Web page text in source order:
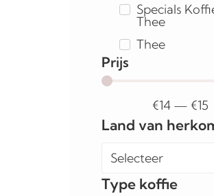
Specials
Thee
Thee
Prijs
€14— €15
Land van
Selecteer
Type koffie